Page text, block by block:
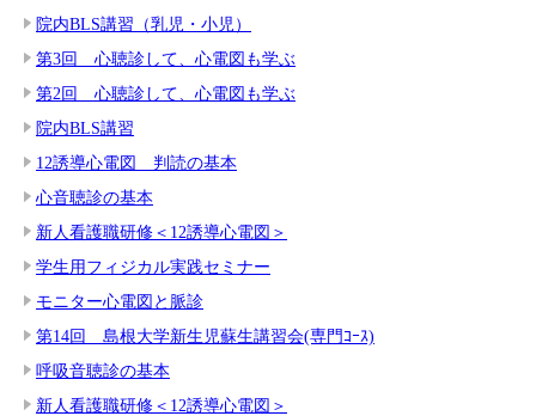
院内BLS講習（乳児・小児）
第3回 心聴診して、心電図も学ぶ
第2回 心聴診して、心電図も学ぶ
院内BLS講習
12誘導心電図 判読の基本
心音聴診の基本
新人看護職研修＜12誘導心電図＞
学生用フィジカル実践セミナー
モニター心電図と脈診
第14回 島根大学新生児蘇生講習会(専門ｺｰｽ)
呼吸音聴診の基本
新人看護職研修＜12誘導心電図＞